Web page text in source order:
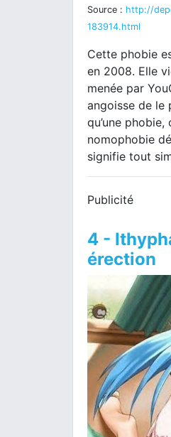
Source : http://
183914.html
Cette phobie
en 2008. Elle
menée par
angoisse de le
qu’une
nomophobie
signifie tout
Publicité
4 -
érection